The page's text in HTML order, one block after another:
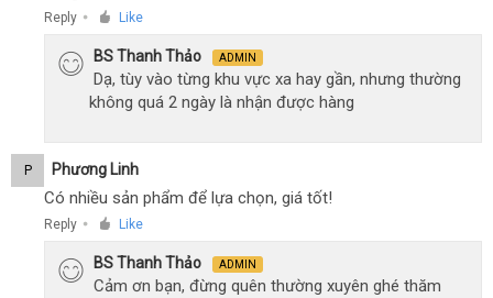
Reply ● Like
BS Thanh Thảo ADMIN
Dạ, tùy vào từng khu vực xa hay gần, nhưng thường
không quá 2 ngày là nhận được hàng
P Phương Linh
Có nhiều sản phẩm để lựa chọn, giá tốt!
Reply ● Like
BS Thanh Thảo ADMIN
Cảm ơn bạn, đừng quên thường xuyên ghé thăm